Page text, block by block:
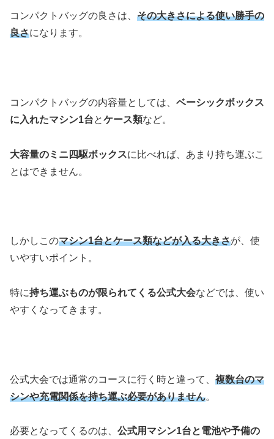
コンパクトバッグの良さは、 その大きさによる使い勝手の
良さになります。
コンパクトバッグの内容量としては、 ベーシックボックス
に入れたマシン1台とケース類など。
大容量のミニ四駆ボックスに比べれば、あまり持ち運ぶこ
とはできません。
しかしこのマシン1台とケース類などが入る大きさが、使
いやすいポイント。
特に持ち運ぶものが限られてくる公式大会などでは、使い
やすくなってきます。
公式大会では通常のコースに行く時と違って、 複数台のマ
シンや充電関係を持ち運ぶ必要がありません。
必要となってくるのは、 公式用マシン1台と電池や予備の